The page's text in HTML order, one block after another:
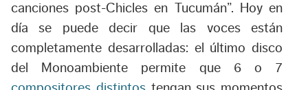
canciones post-Chicles en Tucumán”. Hoy en
día se puede decir que las voces están
completamente desarrolladas: el último disco
del Monoambiente permite que 6 o 7